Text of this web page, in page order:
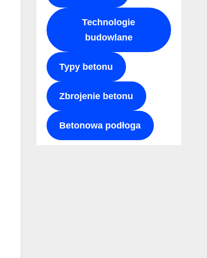
Technologie
budowlane
Typy betonu
Zbrojenie betonu
Betonowa podłoga